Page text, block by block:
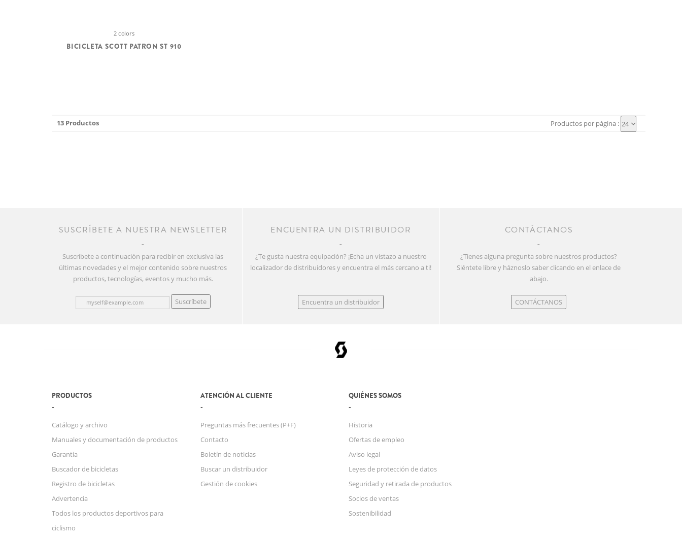
2 colors
BICICLETA SCOTT PATRON ST 910
13 Productos Productos por página : 24
SUSCRÍBETE A NUESTRA NEWSLETTER
Suscríbete a continuación para recibir en exclusiva las
últimas novedades y el mejor contenido sobre nuestros
productos, tecnologías, eventos y mucho más.
Suscríbete
ENCUENTRA UN DISTRIBUIDOR
¿Te gusta nuestra equipación? ¡Echa un vistazo a nuestro
localizador de distribuidores y encuentra el más cercano a ti!
Encuentra un distribuidor
CONTÁCTANOS
¿Tienes alguna pregunta sobre nuestros productos?
Siéntete libre y háznoslo saber clicando en el enlace de
abajo.
CONTÁCTANOS
PRODUCTOS
Catálogo y archivo
Manuales y documentación de productos
Garantía
Buscador de bicicletas
Registro de bicicletas
Advertencia
Todos los productos deportivos para
ciclismo
ATENCIÓN AL CLIENTE
Preguntas más frecuentes (P+F)
Contacto
Boletín de noticias
Buscar un distribuidor
Gestión de cookies
QUIÉNES SOMOS
Historia
Ofertas de empleo
Aviso legal
Leyes de protección de datos
Seguridad y retirada de productos
Socios de ventas
Sostenibilidad